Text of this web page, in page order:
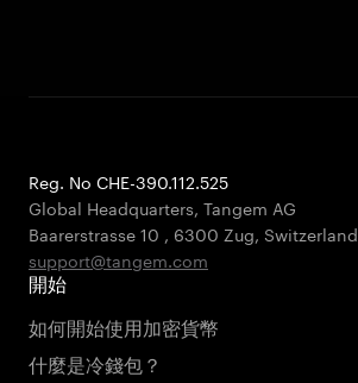
Reg. No CHE-390.112.525
Global Headquarters, Tangem AG
Baarerstrasse 10 , 6300 Zug, Switzerland
support@tangem.com
開始
如何開始使用加密貨幣
什麼是冷錢包？